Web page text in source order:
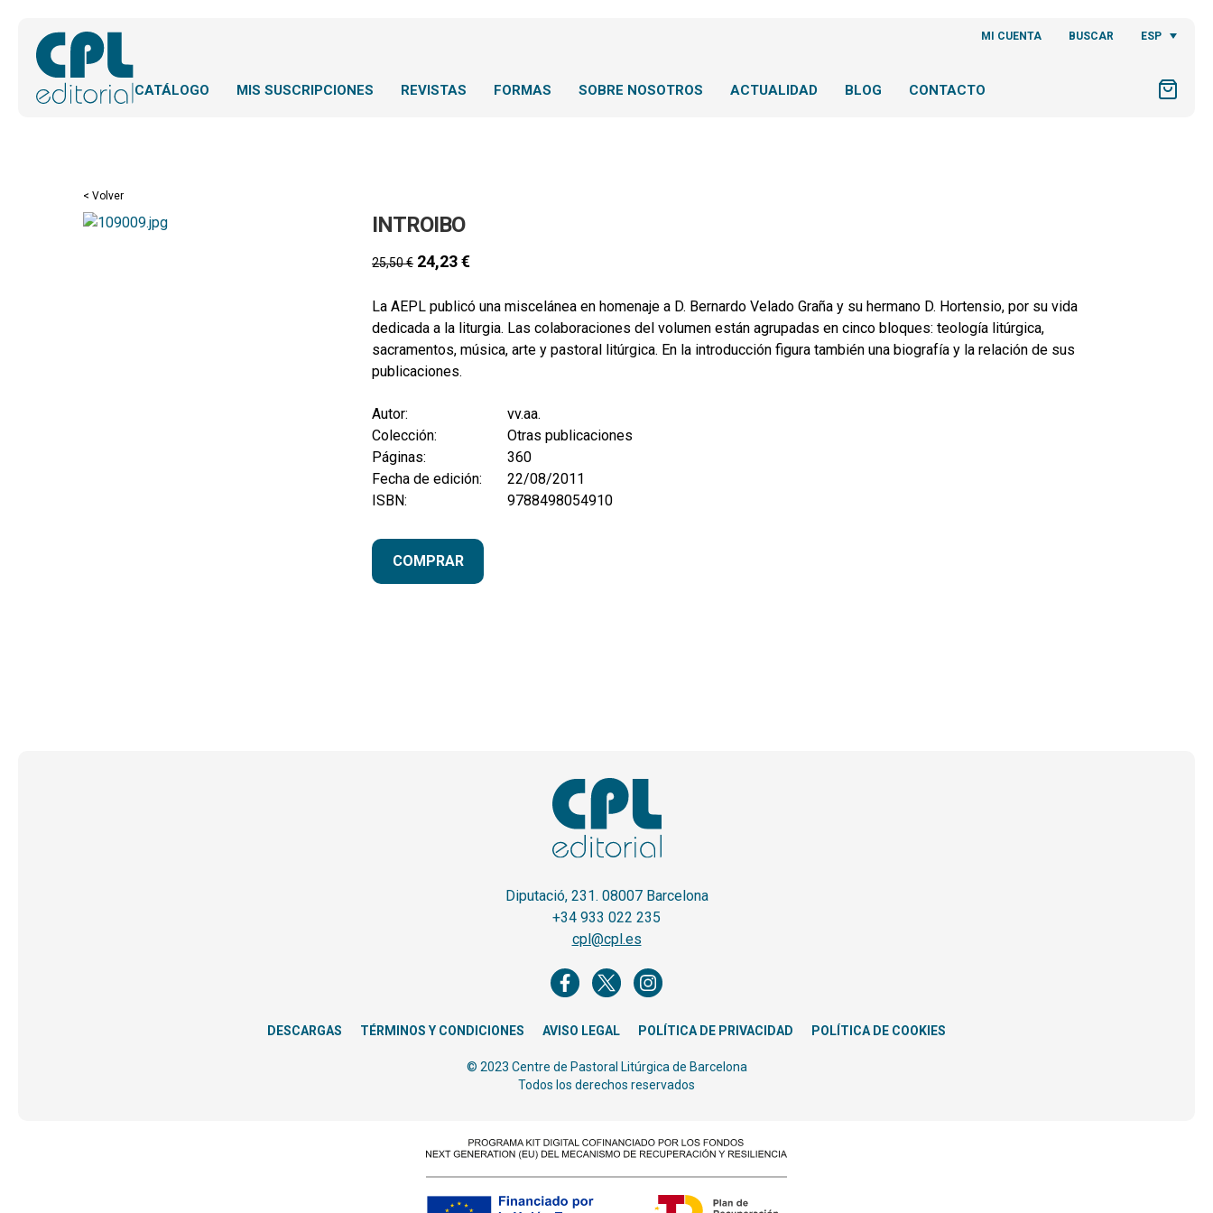
MI CUENTA BUSCAR ESP
CATÁLOGO MIS SUSCRIPCIONES REVISTAS FORMAS SOBRE NOSOTROS ACTUALIDAD BLOG CONTACTO
< Volver
INTROIBO
25,50€ 24,23€
La AEPL publicó una miscelánea en homenaje a D. Bernardo Velado Graña y su hermano D. Hortensio, por su vida
dedicada a la liturgia. Las colaboraciones del volumen están agrupadas en cinco bloques: teología litúrgica,
sacramentos, música, arte y pastoral litúrgica. En la introducción figura también una biografía y la relación de sus
publicaciones.
Autor:
vv.aa.
Colección:
Otras publicaciones
Páginas:
360
Fecha de edición:
22/08/2011
ISBN:
9788498054910
COMPRAR
Diputació, 231. 08007 Barcelona
+34 933 022 235
cpl@cpl.es
DESCARGAS TÉRMINOS Y CONDICIONES AVISO LEGAL POLÍTICA DE PRIVACIDAD POLÍTICA DE COOKIES
© 2023 Centre de Pastoral Litúrgica de Barcelona
Todos los derechos reservados